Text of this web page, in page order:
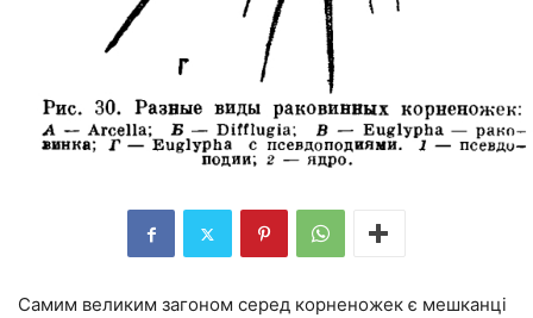
Самим великим загоном серед корненожек є мешканці